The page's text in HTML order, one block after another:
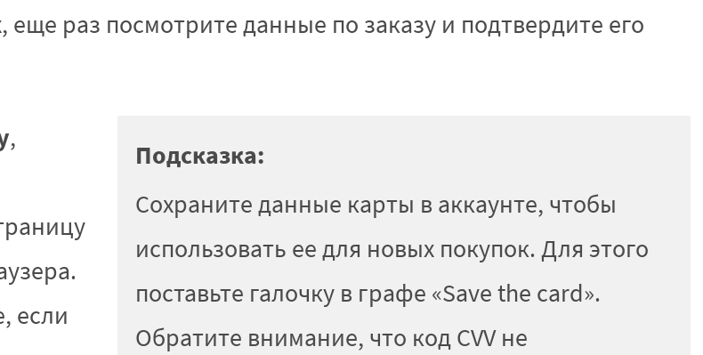
раз посмотрите данные по заказу и подтвердите его
,
если
Подсказка:
Сохраните данные карты в аккаунте, чтобы
использовать ее для новых покупок. Для этого
поставьте галочку в графе «Save the card».
Обратите внимание, что код CVV не